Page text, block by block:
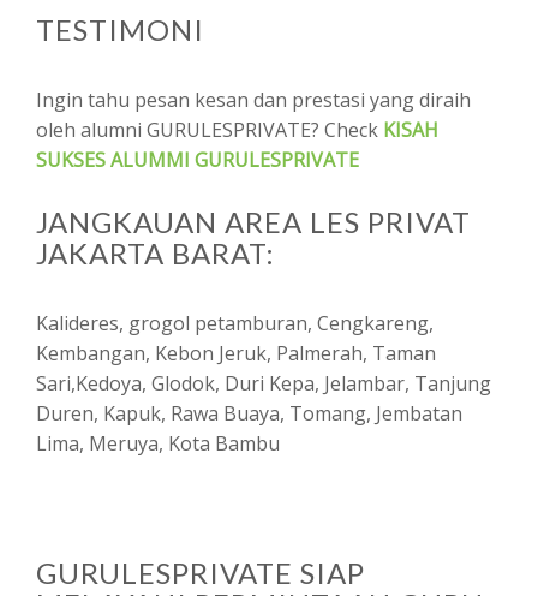
TESTIMONI
Ingin tahu pesan kesan dan prestasi yang diraih
oleh alumni GURULESPRIVATE? Check KISAH
SUKSES ALUMMI GURULESPRIVATE
JANGKAUAN AREA LES PRIVAT
JAKARTA BARAT:
Kalideres, grogol petamburan, Cengkareng,
Kembangan, Kebon Jeruk, Palmerah, Taman
Sari,Kedoya, Glodok, Duri Kepa, Jelambar, Tanjung
Duren, Kapuk, Rawa Buaya, Tomang, Jembatan
Lima, Meruya, Kota Bambu
GURULESPRIVATE SIAP